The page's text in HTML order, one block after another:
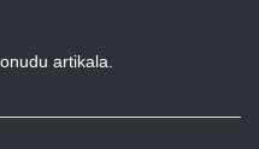
artikala.